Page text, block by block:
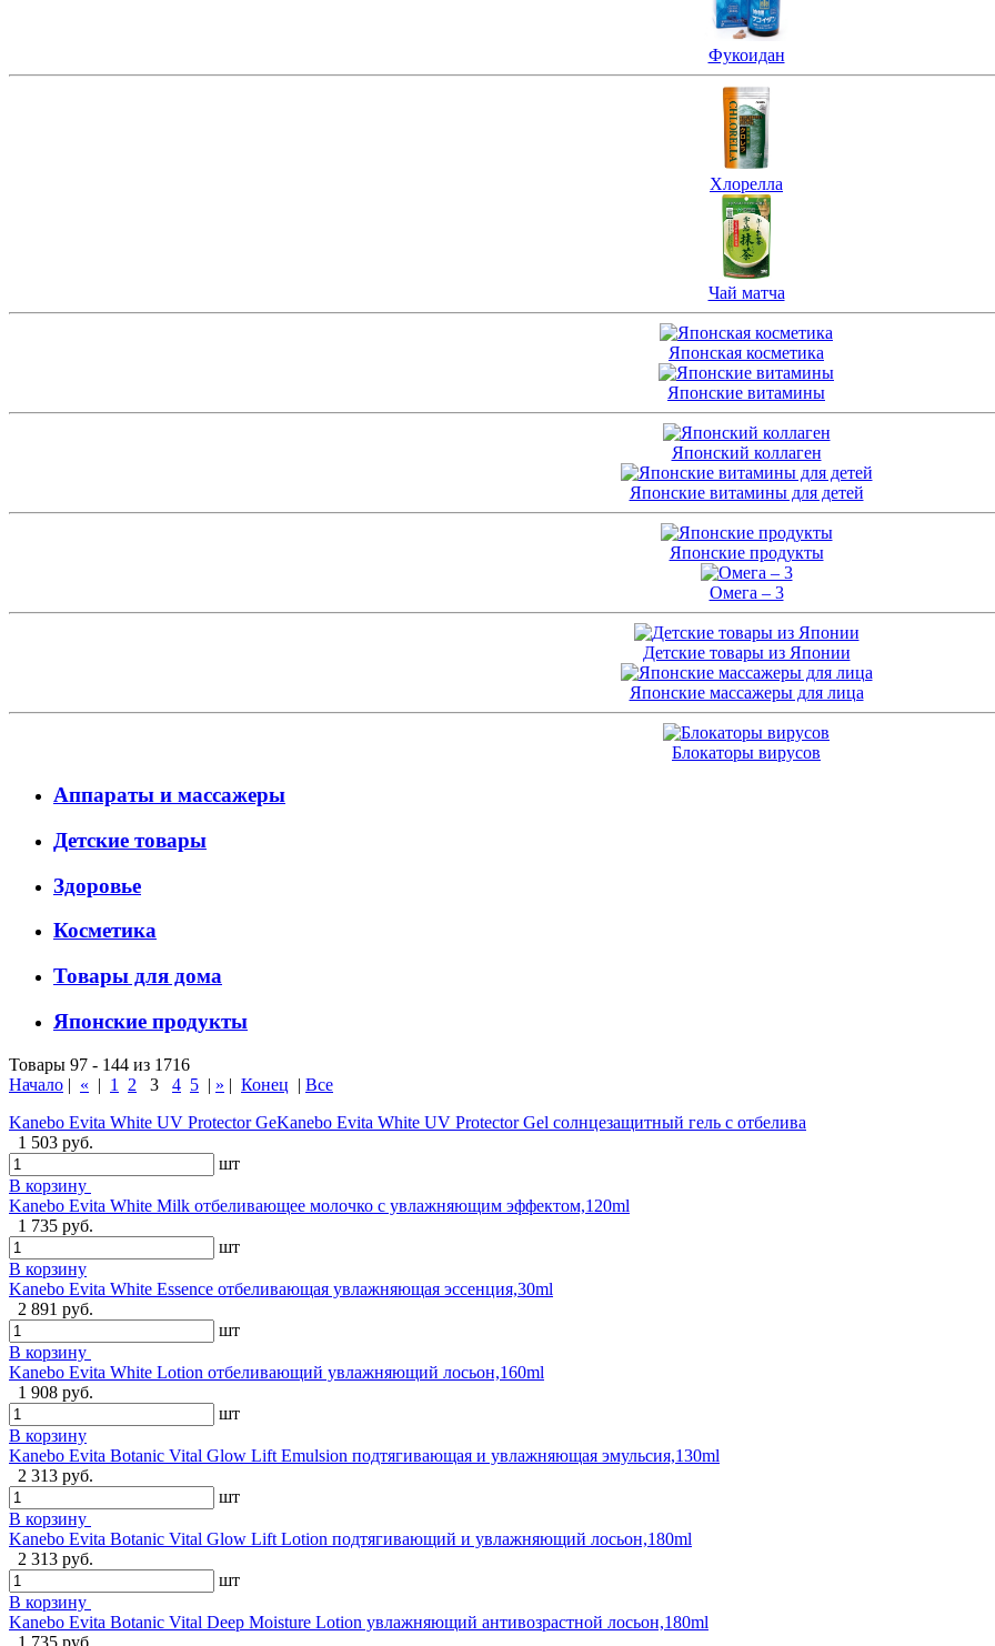
Фукоидан
Хлорелла
Чай матча
Японская косметика
Японские витамины
Японский коллаген
Японские витамины для детей
Японские продукты
Омега – 3
Детские товары из Японии
Японские массажеры для лица
Блокаторы вирусов
Аппараты и массажеры
Детские товары
Здоровье
Косметика
Товары для дома
Японские продукты
Товары 97 - 144 из 1716
Начало | « | 1 2 3 4 5 | » | Конец | Все
Kanebo Evita White UV Protector GeKanebo Evita White UV Protector Gel солнцезащитный гель с отбелива
1 503 руб.
шт
В корзину
Kanebo Evita White Milk отбеливающее молочко с увлажняющим эффектом,120ml
1 735 руб.
шт
В корзину
Kanebo Evita White Essence отбеливающая увлажняющая эссенция,30ml
2 891 руб.
шт
В корзину
Kanebo Evita White Lotion отбеливающий увлажняющий лосьон,160ml
1 908 руб.
шт
В корзину
Kanebo Evita Botanic Vital Glow Lift Emulsion подтягивающая и увлажняющая эмульсия,130ml
2 313 руб.
шт
В корзину
Kanebo Evita Botanic Vital Glow Lift Lotion подтягивающий и увлажняющий лосьон,180ml
2 313 руб.
шт
В корзину
Kanebo Evita Botanic Vital Deep Moisture Lotion увлажняющий антивозрастной лосьон,180ml
1 735 руб.